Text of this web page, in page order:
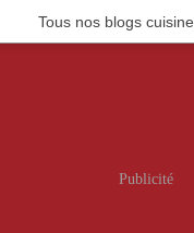
Tous nos blogs cuisine
Publicité